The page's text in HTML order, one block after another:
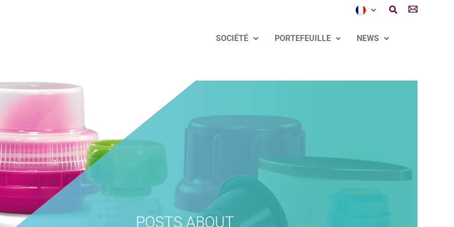
Rechercher
SOCIÉTÉ PORTEFEUILLE NEWS
POSTS ABOUT